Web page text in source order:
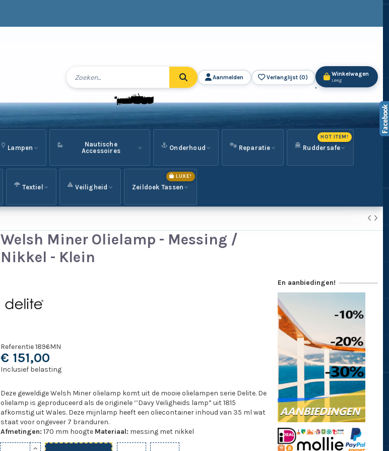
Aanmelden Verlanglijst (0) Winkelwagen
Leeg
Lampen
Nautische
Accessoires
Onderhoud Reparatie Ruddersafe
HOT ITEM!
Textiel Veiligheid Zeildoek Tassen
LUXE!
Welsh Miner Olielamp - Messing /
Nikkel - Klein
Referentie 1896MN
€ 151,00
Inclusief belasting
Deze geweldige Welsh Miner olielamp komt uit de mooie olielampen serie Delite. De
olielamp is geproduceerd als de originele ‘’Davy Veiligheids lamp” uit 1815
afkomstig uit Wales. Deze mijnlamp heeft een oliecontainer inhoud van 35 ml wat
staat voor ongeveer 7 branduren.
Afmetingen: 170 mm hoogte Materiaal: messing met nikkel
En aanbiedingen!